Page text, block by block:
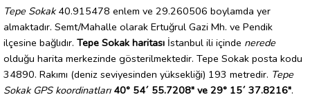
Tepe Sokak40.915478 enlem ve 29.260506 boylamda yer
almaktadır. Semt/Mahalle olarak Ertuğrul Gazi Mh. ve Pendik
ilçesine bağlıdır. Tepe Sokak haritası İstanbul ili içinde nerede
olduğu harita merkezinde gösterilmektedir. Tepe Sokak posta kodu
34890. Rakımı (deniz seviyesinden yüksekliği) 193 metredir. Tepe
Sokak GPS koordinatları 40° 54´ 55.7208" ve 29° 15´ 37.8216".